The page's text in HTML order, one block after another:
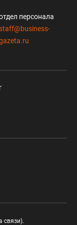
персонала
связи).